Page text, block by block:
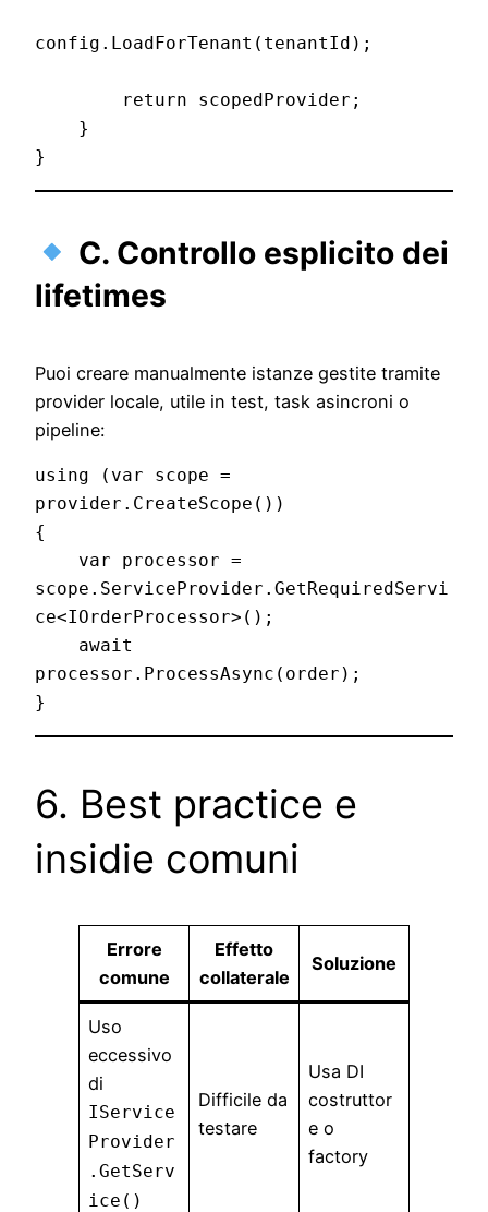
config.LoadForTenant(tenantId);
C. Controllo esplicito dei
lifetimes
Puoi creare manualmente istanze gestite tramite
provider locale, utile in test, task asincroni o
pipeline:
using (var scope =
provider.CreateScope())
{
scope.ServiceProvider.GetRequiredServi
ce<IOrderProcessor>();
processor.ProcessAsync(order);
6. Best practice e
insidie comuni
Errore
comune
Effetto
collaterale
Soluzione
Uso
eccessivo
di
IService
Provider
.GetServ
ice()
Difficile da
testare
Usa DI
costruttor
e o
factory